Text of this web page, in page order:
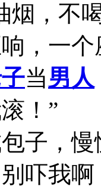
，不喝
一个
当男人
！”
子，
吓我